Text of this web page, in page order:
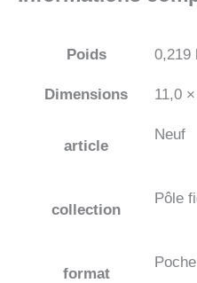
Poids 0,219
Dimensions 11,0
article
Neuf
collection
Pôle
format
Poche